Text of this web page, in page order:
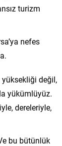
turizm
nefes
yüksekliği değil,
yükümlüyüz.
dereleriyle,
bu bütünlük